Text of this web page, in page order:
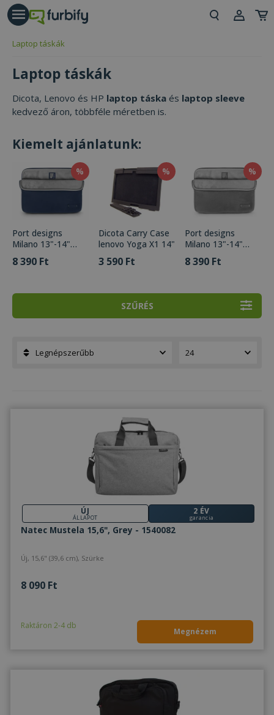
Laptop táskák
Laptop táskák
Dicota, Lenovo és HP laptop táska és laptop sleeve
kedvező áron, többféle méretben is.
Kiemelt ajánlatunk:
%
Port designs
Milano 13"-14"
Laptop Sleeve Blue
8 390 Ft
%
Dicota Carry Case
lenovo Yoga X1 14"
3 590 Ft
%
Port designs
Milano 13"-14"
Laptop Sleeve Grey
8 390 Ft
SZŰRÉS
ÚJ
ÁLLAPOT
2 ÉV
garancia
Natec Mustela 15,6", Grey - 1540082
Új, 15,6" (39,6 cm), Szürke
8 090 Ft
Raktáron 2-4 db
Megnézem
gomb